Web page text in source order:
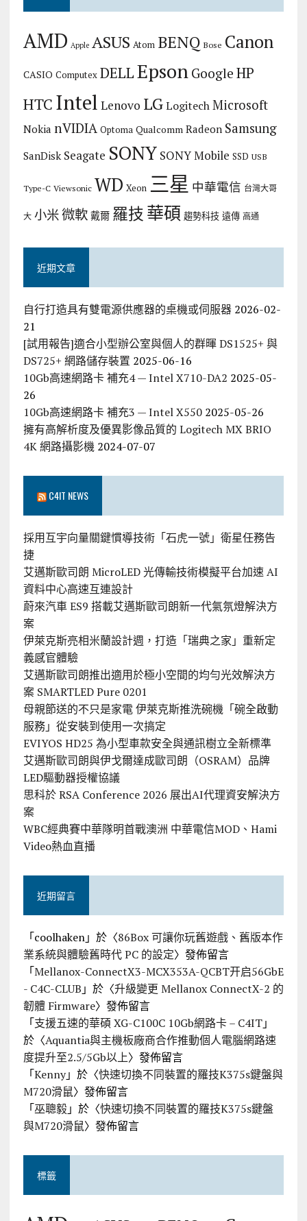
AMD Apple ASUS Atom BENQ Bose Canon
CASIO Computex DELLEpson Google HP
HTC Intel Lenovo LG Logitech Microsoft
Nokia nVIDIA Optoma Qualcomm Radeon Samsung
SanDisk Seagate SONY SONY Mobile SSD USB
Type-C Viewsonic WD Xeon 三星 中華電信 台灣大哥
大 小米微軟 戴爾 羅技華碩 趨勢科技 遠傳 高通
近期文章
自行打造具有雙電源供應器的桌機或伺服器 2026-02-
21
[試用報告]適合小型辦公室與個人的群暉 DS1525+ 與
DS725+ 網路儲存裝置 2025-06-16
10Gb高速網路卡 補充4 — Intel X710-DA2 2025-05-
26
10Gb高速網路卡 補充3 — Intel X550 2025-05-26
擁有高解析度及優異影像品質的 Logitech MX BRIO
4K 網路攝影機 2024-07-07
C4IT NEWS
採用互宇向量關鍵慣導技術「石虎一號」衛星任務告
捷
艾邁斯歐司朗 MicroLED 光傳輸技術模擬平台加速 AI
資料中心高速互連設計
蔚來汽車 ES9 搭載艾邁斯歐司朗新一代氣氛燈解決方
案
伊萊克斯亮相米蘭設計週，打造「瑞典之家」重新定
義感官體驗
艾邁斯歐司朗推出適用於極小空間的均勻光效解決方
案 SMARTLED Pure 0201
母親節送的不只是家電 伊萊克斯推洗碗機「碗全啟動
服務」從安裝到使用一次搞定
EVIYOS HD25 為小型車款安全與通訊樹立全新標準
艾邁斯歐司朗與伊戈爾達成歐司朗（OSRAM）品牌
LED驅動器授權協議
思科於 RSA Conference 2026 展出AI代理資安解決方
案
WBC經典賽中華隊明首戰澳洲 中華電信MOD、Hami
Video熱血直播
近期留言
「coolhaken」於〈86Box 可讓你玩舊遊戲、舊版本作
業系統與體驗舊時代 PC 的設定〉發佈留言
「Mellanox-ConnectX3-MCX353A-QCBT开启56GbE
- C4C-CLUB 」於〈升級變更 Mellanox ConnectX-2 的
韌體 Firmware〉發佈留言
「支援五速的華碩 XG-C100C 10Gb網路卡 – C4IT」
於〈Aquantia與主機板廠商合作推動個人電腦網路速
度提升至2.5/5Gb以上〉發佈留言
「Kenny」於〈快速切換不同裝置的羅技K375s鍵盤與
M720滑鼠〉發佈留言
「巫聰毅」於〈快速切換不同裝置的羅技K375s鍵盤
與M720滑鼠〉發佈留言
標籤